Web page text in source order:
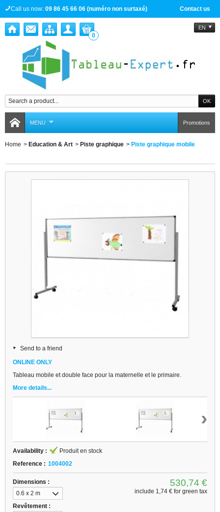
Contact us
Call us now: 09 86 45 66 06 (numéro non surtaxé)
EN
0
MENU Promotions
Home > Education & Art > Piste graphique > Piste graphique mobile
Send to a friend
ONLINE ONLY
Tableau mobile et double face pour la maternelle et le primaire.
More details...
›
Availability :
Produit en stock
Reference : 1004002
Dimensions :
0.6 x 2 m
Revêtement :
530,74 €
include 1,74 € for green tax